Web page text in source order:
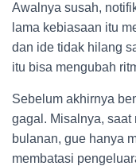
Awalnya susah,
lama kebiasaan itu
dan ide tidak hilang
itu bisa mengubah
Sebelum akhirnya
gagal. Misalnya, saat
bulanan, gue hanya
membatasi